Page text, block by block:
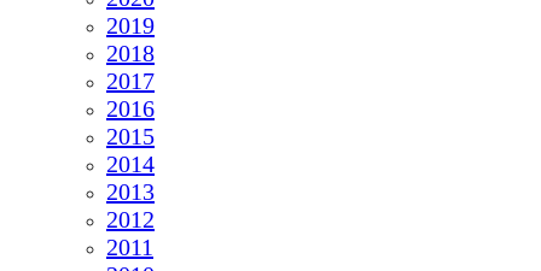
2019
2018
2017
2016
2015
2014
2013
2012
2011